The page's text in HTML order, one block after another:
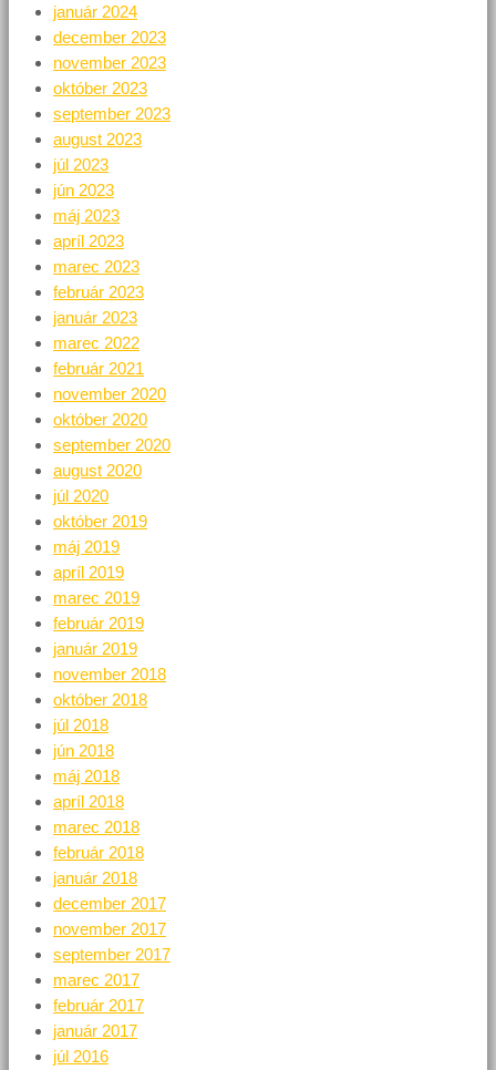
január 2024
december 2023
november 2023
október 2023
september 2023
august 2023
júl 2023
jún 2023
máj 2023
apríl 2023
marec 2023
február 2023
január 2023
marec 2022
február 2021
november 2020
október 2020
september 2020
august 2020
júl 2020
október 2019
máj 2019
apríl 2019
marec 2019
február 2019
január 2019
november 2018
október 2018
júl 2018
jún 2018
máj 2018
apríl 2018
marec 2018
február 2018
január 2018
december 2017
november 2017
september 2017
marec 2017
február 2017
január 2017
júl 2016